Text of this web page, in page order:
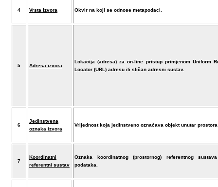
4 Vrsta izvora Okvir na koji se odnose metapodaci.
5 Adresa izvora
Lokacija (adresa) za on-line pristup primjenom Uniform
Locator (URL) adresu ili sličan adresni sustav.
6
Jedinstvena
oznaka izvora
Vrijednost koja jedinstveno označava objekt unutar
7
Koordinatni
referentni sustav
Oznaka koordinatnog (prostornog) referentnog
podataka.